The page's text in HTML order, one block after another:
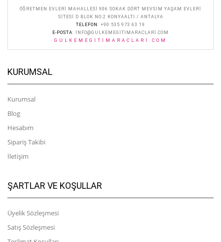
ÖĞRETMEN EVLERI MAHALLESI 906 SOKAK DÖRT MEVSIM YAŞAM EVLERI
SITESI D BLOK NO:2 KONYAALTI / ANTALYA
TELEFON : +90 535 973 63 19
E-POSTA:
INFO@GULKEMEGITIMARACLARI.COM
GULKEMEGITIMARACLARI.COM
KURUMSAL
Kurumsal
Blog
Hesabım
Sipariş Takibi
İletişim
ŞARTLAR VE KOŞULLAR
Üyelik Sözleşmesi
Satış Sözleşmesi